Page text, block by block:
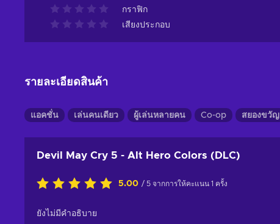
กราฟิก
เสียงประกอบ
รายละเอียดสินค้า
แอคชั่น เล่นคนเดียว ผู้เล่นหลายคน Co-op สยองขวัญ
Devil May Cry 5 - Alt Hero Colors (DLC)
5.00 / 5 จากการให้คะแนน 1 ครั้ง
ยังไม่มีคำอธิบาย